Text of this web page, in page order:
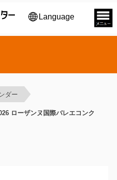
Language
ダー
ローザンヌ国際バレエコンク